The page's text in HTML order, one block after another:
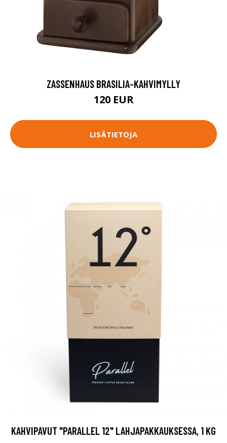
ZASSENHAUS BRASILIA-KAHVIMYLLY
120 EUR
LISÄTIETOJA
KAHVIPAVUT "PARALLEL 12" LAHJAPAKKAUKSESSA, 1 KG